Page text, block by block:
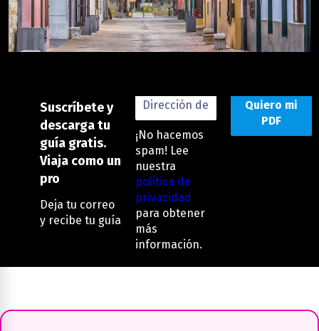
Suscríbete y
descarga tu
guía gratis.
Viaja como un
pro
Deja tu correo
y recibe tu guía
¡No hacemos
spam! Lee
nuestra
política de
privacidad
para obtener
más
información.